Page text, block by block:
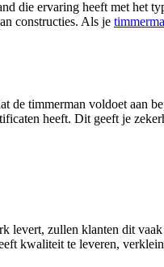
die ervaring heeft met het
constructies. Als je
de timmerman voldoet aan
heeft. Dit geeft je
levert, zullen klanten dit
kwaliteit te leveren,